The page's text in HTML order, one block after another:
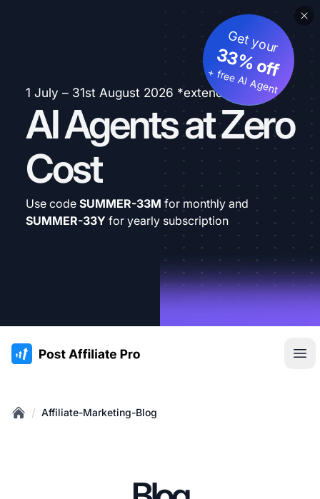
1 July – 31st August 2026 *extended
AI Agents at Zero
Cost
Get your
33% off
+ free AI Agent
Use code SUMMER-33M for monthly and
SUMMER-33Y for yearly subscription
:site.title
/ Affiliate-Marketing-Blog